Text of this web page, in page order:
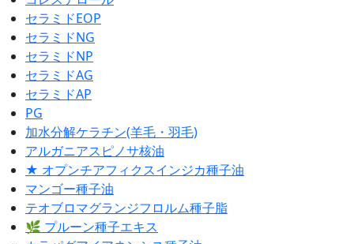
セラミドEOP
セラミドNG
セラミドNP
セラミドAG
セラミドAP
PG
加水分解ケラチン(羊毛・羽毛)
アルガニアスピノサ核油
★ オプンチアフィクスインジカ種子油
マンゴー種子油
テオブロマグランジフロルム種子脂
🌿 プルーン種子エキス